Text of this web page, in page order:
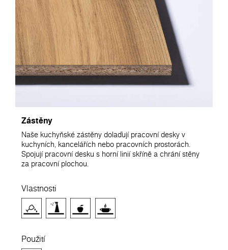
Zástěny
Naše kuchyňské zástěny dolaďují pracovní desky v
kuchyních, kancelářích nebo pracovních prostorách.
Spojují pracovní desku s horní linií skříně a chrání stěny
za pracovní plochou.
Vlastnosti
Použití